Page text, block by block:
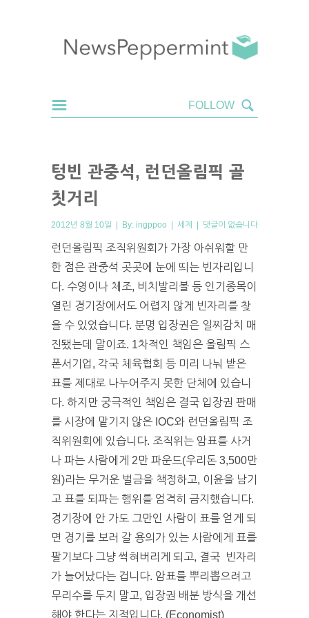
텅빈 관중석, 런던올림픽 골
칫거리
2012년 8월 10일 | By: ingppoo | 세계 | 댓글이 없습니다
런던올림픽 조직위원회가 가장 아쉬워할 만
한 점은 관중석 곳곳에 눈에 띄는 빈자리입니
다. 수영이나 체조, 비치발리볼 등 인기종목이
열린 경기장에서도 어렵지 않게 빈자리를 찾
을 수 있었습니다. 분명 입장권은 일찌감치 매
진됐는데 말이죠. 1차적인 책임은 올림픽 스
폰서기업, 각국 체육협회 등 미리 나눠 받은
표를 제대로 나누어주지 못한 단체에 있습니
다. 하지만 궁극적인 책임은 결국 입장권 판매
를 시장에 맡기지 않은 IOC와 런던올림픽 조
직위원회에 있습니다. 조직위는 암표를 사거
나 파는 사람에게 2만 파운드(우리돈 3,500만
원)라는 무거운 벌금을 책정하고, 이윤을 남기
고 표를 되파는 행위를 엄격히 금지했습니다.
경기장에 안 가도 그만인 사람이 표를 얻게 되
면 경기를 보러 갈 용의가 있는 사람에게 표를
팔기보다 그냥 썩혀버리게 되고, 결국 빈자리
가 늘어났다는 겁니다. 암표를 뿌리뽑으려고
무리수를 두지 말고, 입장권 배분 방식을 개선
해야 한다는 지적입니다. (Economist)